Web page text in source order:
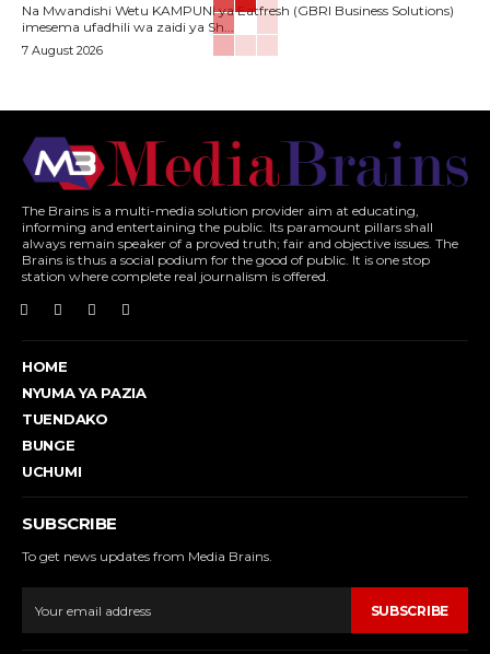
Na Mwandishi Wetu KAMPUNI ya Eatfresh (GBRI Business Solutions)
imesema ufadhili wa zaidi ya Sh...
7 August 2026
The Brains is a multi-media solution provider aim at educating,
informing and entertaining the public. Its paramount pillars shall
always remain speaker of a proved truth; fair and objective issues. The
Brains is thus a social podium for the good of public. It is one stop
station where complete real journalism is offered.
HOME
NYUMA YA PAZIA
TUENDAKO
BUNGE
UCHUMI
SUBSCRIBE
To get news updates from Media Brains.
SUBSCRIBE